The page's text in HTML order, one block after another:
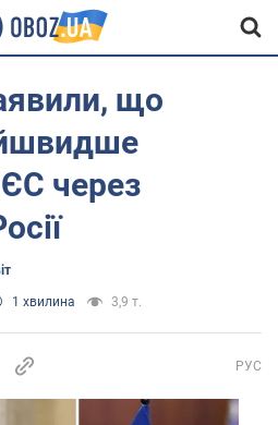
що
через
1 хвилина 3,9 т.
РУС